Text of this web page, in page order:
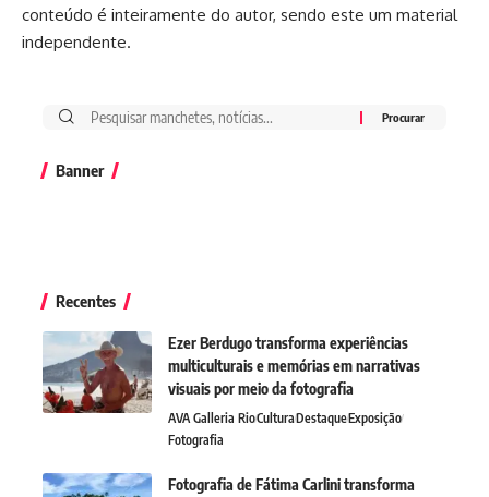
conteúdo é inteiramente do autor, sendo este um material
independente.
Banner
Recentes
Ezer Berdugo transforma experiências
multiculturais e memórias em narrativas
visuais por meio da fotografia
AVA Galleria RioCulturaDestaqueExposição
Fotografia
Fotografia de Fátima Carlini transforma